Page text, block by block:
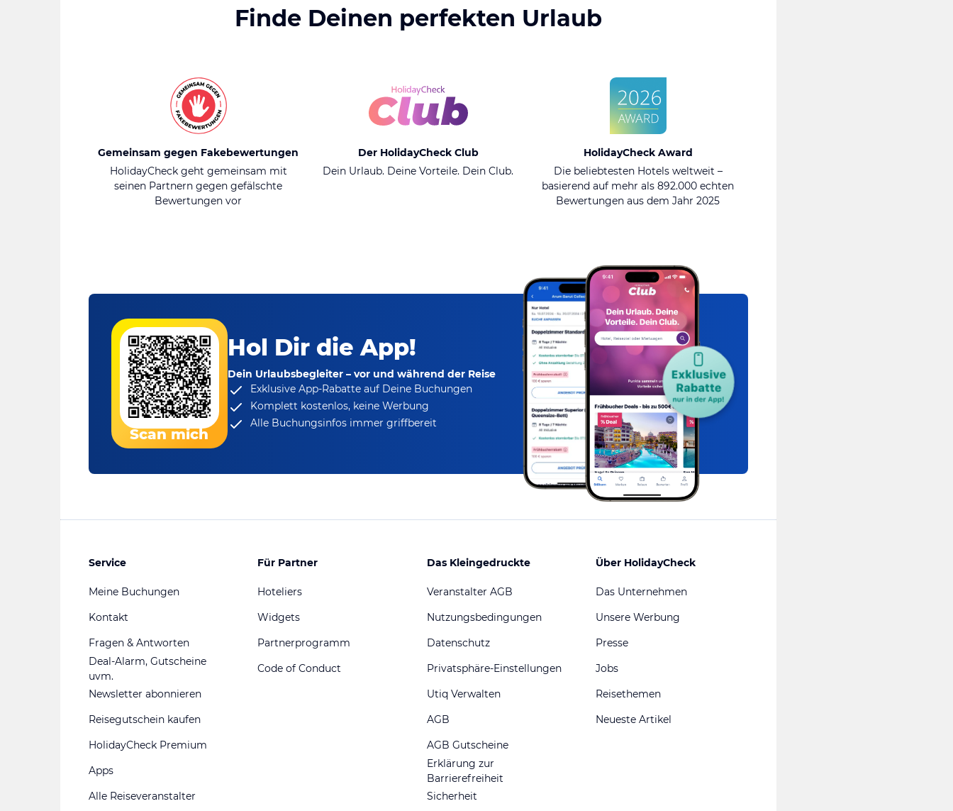
Finde Deinen perfekten Urlaub
Gemeinsam gegen Fakebewertungen
HolidayCheck geht gemeinsam mit
seinen Partnern gegen gefälschte
Bewertungen vor
Der HolidayCheck Club
Dein Urlaub. Deine Vorteile. Dein Club.
HolidayCheck Award
Die beliebtesten Hotels weltweit –
basierend auf mehr als 892.000 echten
Bewertungen aus dem Jahr 2025
Scan mich
Hol Dir die App!
Dein Urlaubsbegleiter – vor und während der Reise
Exklusive App-Rabatteauf Deine Buchungen
Komplett kostenlos, keine Werbung
Alle Buchungsinfos immer griffbereit
Service
Meine Buchungen
Kontakt
Fragen & Antworten
Deal-Alarm, Gutscheine
uvm.
Newsletter abonnieren
Reisegutschein kaufen
HolidayCheck Premium
Apps
Alle Reiseveranstalter
Für Partner
Hoteliers
Widgets
Partnerprogramm
Code of Conduct
Das Kleingedruckte
Veranstalter AGB
Nutzungsbedingungen
Datenschutz
Privatsphäre-Einstellungen
Utiq Verwalten
AGB
AGB Gutscheine
Erklärung zur
Barrierefreiheit
Sicherheit
Über HolidayCheck
Das Unternehmen
Unsere Werbung
Presse
Jobs
Reisethemen
Neueste Artikel